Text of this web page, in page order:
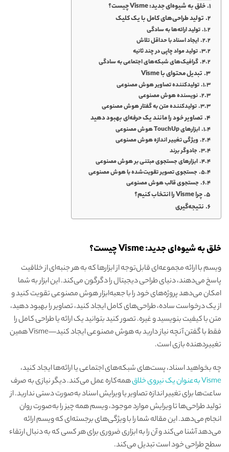
خلق به شیوه‌ای جدید: Visme چیست؟
تولید طراحی‌های کامل با یک کلیک
تولید ارائه‌ها به سادگی
ایجاد اسناد با حداقل تلاش
تولید مواد چاپی در چند ثانیه
گرافیک‌های شبکه‌های اجتماعی به سادگی
تبدیل محتوای با Visme
تولید‌کننده تصاویر هوش مصنوعی
نویسنده هوش مصنوعی
تولید‌کننده متن به گفتار هوش مصنوعی
تصاویر خود را مانند یک حرفه‌ای بهبود دهید
ابزارهای TouchUp هوش مصنوعی
ویژگی تغییر اندازه هوش مصنوعی
جادوگر برند
ابزارهای جستجوی مبتنی بر هوش مصنوعی
جستجوی تصویر تقویت‌شده با هوش مصنوعی
جستجوی قالب هوش مصنوعی
چرا Visme را انتخاب کنیم؟
نتیجه‌گیری
خلق به شیوه‌ای جدید: Visme چیست؟
ویسم با ارائه مجموعه‌ای قابل‌توجه از ابزارها که به هر جنبه‌ای از خلاقیت
پاسخ می‌دهند، دنیای طراحی دیجیتال را دگرگون می‌کند. این ابزار به شما
امکان می‌دهد پروژه‌های خود را با جعبه‌ابزار هوش مصنوعی تقویت کنید و
از یک درخواست ساده، طراحی‌های کامل ایجاد کنید، تصاویر را بهبود دهید،
متن با کیفیت بنویسید و غیره. تصور کنید بتوانید یک ارائه یا طراحی کامل را
فقط با گفتن آنچه نیاز دارید به هوش مصنوعی ایجاد کنید—Visme همین
تغییر‌دهنده بازی است.
چه بخواهید اسناد، پست‌های شبکه‌های اجتماعی یا ارائه‌ها ایجاد کنید،
Visme به‌عنوان یک نیروی خلاق
همه‌کاره عمل می‌کند. دیگر نیازی به صرف
ساعت‌ها برای تغییر اندازه تصاویر یا ویرایش اسناد به‌صورت دستی ندارید. از
تولید طراحی‌ها تا ویرایش موارد موجود، ویسم همه چیز را به‌صورت روان
انجام می‌دهد. این مقاله شما را با ویژگی‌های برجسته‌ای که ویسم ارائه
می‌دهد آشنا می‌کند و آن را به ابزاری ضروری برای هر کسی که به دنبال ارتقاء
سطح طراحی خود است تبدیل می‌کند.